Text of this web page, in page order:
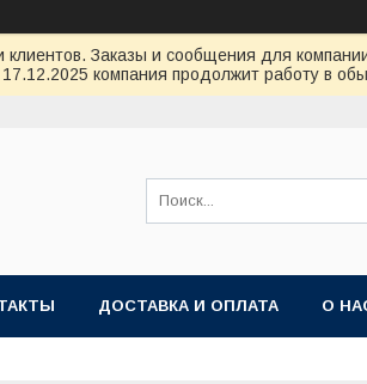
Заказы и сообщения для
17.12.2025 компания продолжит работу в
ДОСТАВКА И ОПЛАТА О